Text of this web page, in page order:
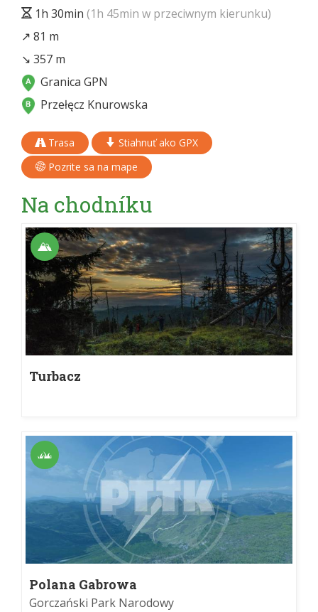
1h 30min (1h 45min w przeciwnym kierunku)
↗ 81 m
↘ 357 m
Granica GPN
Przełęcz Knurowska
Trasa
Stiahnuť ako GPX
Pozrite sa na mape
Na chodníku
Turbacz
Polana Gabrowa
Gorczański Park Narodowy